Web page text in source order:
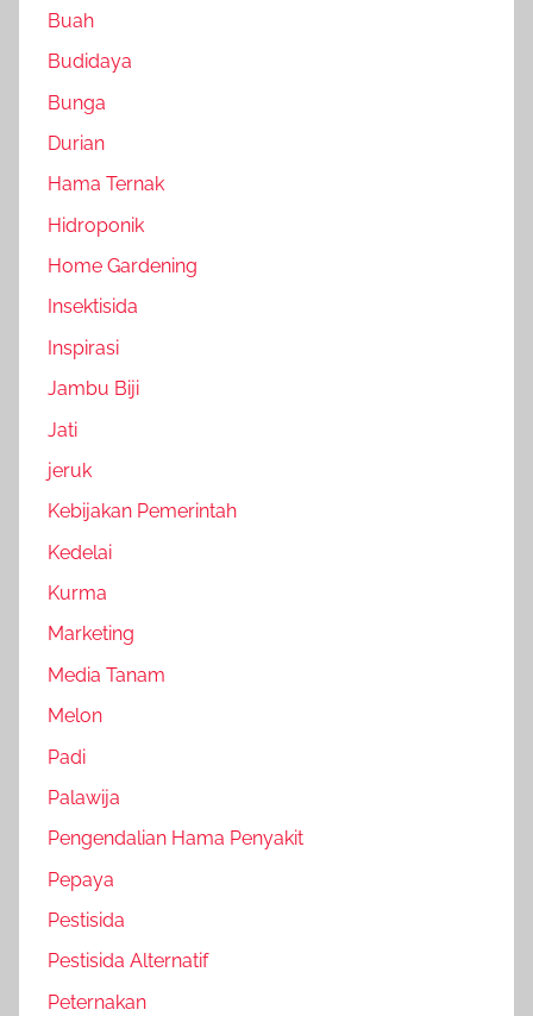
Buah
Budidaya
Bunga
Durian
Hama Ternak
Hidroponik
Home Gardening
Insektisida
Inspirasi
Jambu Biji
Jati
jeruk
Kebijakan Pemerintah
Kedelai
Kurma
Marketing
Media Tanam
Melon
Padi
Palawija
Pengendalian Hama Penyakit
Pepaya
Pestisida
Pestisida Alternatif
Peternakan